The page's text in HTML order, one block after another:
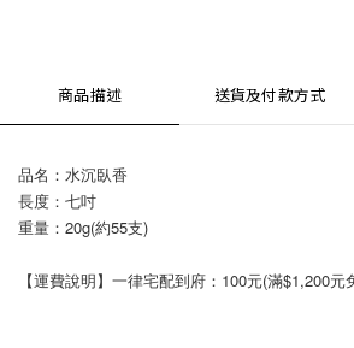
商品描述 送貨及付款方式
品名：水沉臥香
長度：七吋
重量：20g(約55支)
【運費說明】一律宅配到府：100元(滿$1,200元